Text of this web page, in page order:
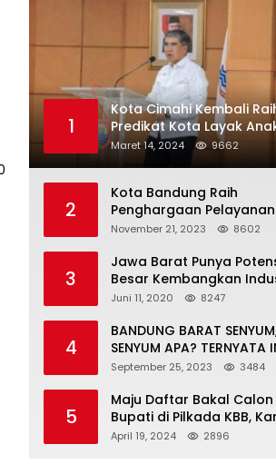
1
Kota Cimahi Kembali
Predikat Kota Layak
2024
Maret 14, 2024 9662
2
Kota Bandung Raih
Penghargaan Pelayanan
Publik Terbaik Tahun 2023
November 21, 2023 8602
3
Jawa Barat Punya
Besar Kembangkan
Kreatif di Era Normal Baru
Juni 11, 2020 8247
4
BANDUNG BARAT
SENYUM APA? TERNYATA
SINGKATAN DAN
September 25, 2023 3484
5
Maju Daftar Bakal Calon
Bupati di Pilkada KBB,
ABR Terdepan Siap
April 19, 2024 2896